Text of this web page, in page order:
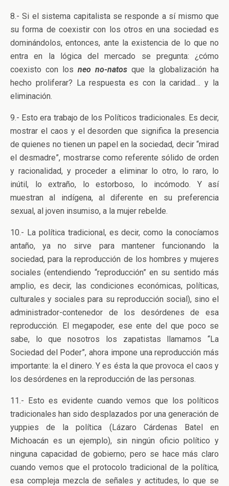
8.- Si el sistema capitalista se responde a sí mismo que
su forma de coexistir con los otros en una sociedad es
dominándolos, entonces, ante la existencia de lo que no
entra en la lógica del mercado se pregunta: ¿cómo
coexisto con los neo no-natos que la globalización ha
hecho proliferar? La respuesta es con la caridad… y la
eliminación.
9.- Esto era trabajo de los Políticos tradicionales. Es decir,
mostrar el caos y el desorden que significa la presencia
de quienes no tienen un papel en la sociedad, decir “mirad
el desmadre”, mostrarse como referente sólido de orden
y racionalidad, y proceder a eliminar lo otro, lo raro, lo
inútil, lo extraño, lo estorboso, lo incómodo. Y así
muestran al indígena, al diferente en su preferencia
sexual, al joven insumiso, a la mujer rebelde.
10.- La política tradicional, es decir, como la conocíamos
antaño, ya no sirve para mantener funcionando la
sociedad, para la reproducción de los hombres y mujeres
sociales (entendiendo “reproducción” en su sentido más
amplio, es decir, las condiciones económicas, políticas,
culturales y sociales para su reproducción social), sino el
administrador-contenedor de los desórdenes de esa
reproducción. El megapoder, ese ente del que poco se
sabe, lo que nosotros los zapatistas llamamos “La
Sociedad del Poder”, ahora impone una reproducción más
importante: la el dinero. Y es ésta la que provoca el caos y
los desórdenes en la reproducción de las personas.
11.- Esto es evidente cuando vemos que los políticos
tradicionales han sido desplazados por una generación de
yuppies de la política (Lázaro Cárdenas Batel en
Michoacán es un ejemplo), sin ningún oficio político y
ninguna capacidad de gobierno; pero se hace más claro
cuando vemos que el protocolo tradicional de la política,
esa compleja mezcla de señales y actitudes, lo que se